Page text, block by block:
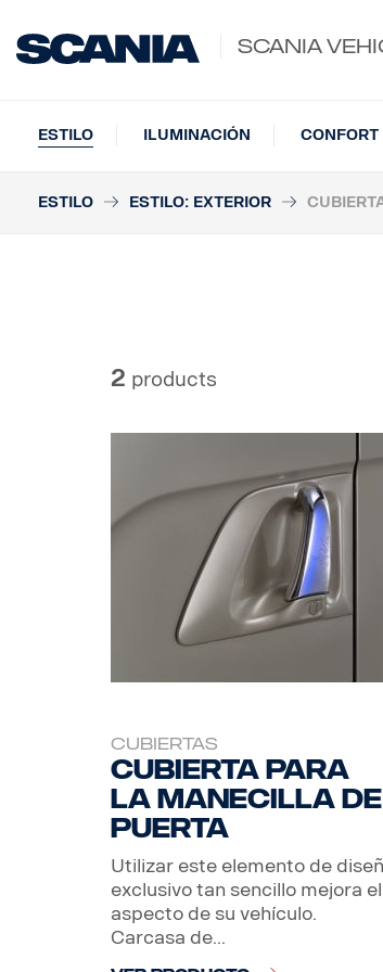
SCANIA
ESTILO ILUMINACIÓN CONFORT
ESTILO ESTILO: EXTERIOR
2 products
CUBIERTAS
Cubierta para
la manecilla de
puerta
Utilizar este elemento de
exclusivo tan sencillo mejora el
aspecto de su vehículo.
Carcasa de...